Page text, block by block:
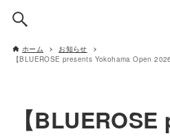
ホーム
お知らせ
【BLUEROSE presents Yokohama Open
【